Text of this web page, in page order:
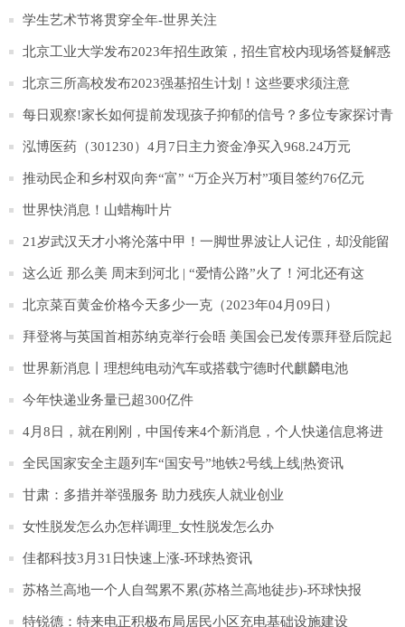
学生艺术节将贯穿全年-世界关注
北京工业大学发布2023年招生政策，招生官校内现场答疑解惑
_每日快播
北京三所高校发布2023强基招生计划！这些要求须注意
每日观察!家长如何提前发现孩子抑郁的信号？多位专家探讨青
少年抑郁防治
泓博医药（301230）4月7日主力资金净买入968.24万元
推动民企和乡村双向奔“富” “万企兴万村”项目签约76亿元
世界快消息！山蜡梅叶片
21岁武汉天才小将沦落中甲！一脚世界波让人记住，却没能留
在中超！
这么近 那么美 周末到河北 | “爱情公路”火了！河北还有这
些“爱情打卡地”超浪漫！|环球快消息
北京菜百黄金价格今天多少一克（2023年04月09日）
拜登将与英国首相苏纳克举行会晤 美国会已发传票拜登后院起
火
世界新消息丨理想纯电动汽车或搭载宁德时代麒麟电池
今年快递业务量已超300亿件
4月8日，就在刚刚，中国传来4个新消息，个人快递信息将进
行加密_当前报道
全民国家安全主题列车“国安号”地铁2号线上线|热资讯
甘肃：多措并举强服务 助力残疾人就业创业
女性脱发怎么办怎样调理_女性脱发怎么办
佳都科技3月31日快速上涨-环球热资讯
苏格兰高地一个人自驾累不累(苏格兰高地徒步)-环球快报
特锐德：特来电正积极布局居民小区充电基础设施建设